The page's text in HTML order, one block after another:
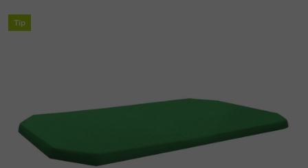
Tip